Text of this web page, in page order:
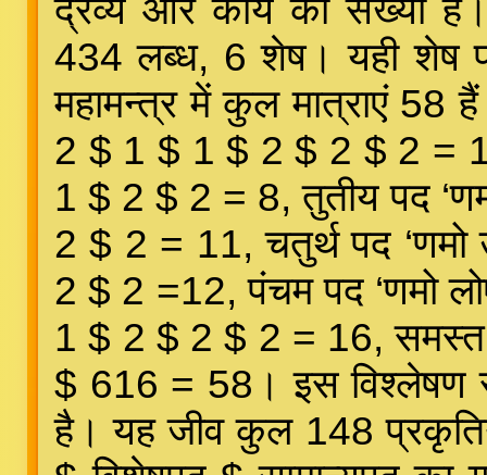
द्रव्य और काय की संख्या
434 लब्ध, 6 शेष। यही शेष
महामन्त्र में कुल मात्राएं 58
2 $ 1 $ 1 $ 2 $ 2 $ 2 = 11,
1 $ 2 $ 2 = 8, तुतीय पद
2 $ 2 = 11, चतुर्थ पद
2 $ 2 =12, पंचम पद ‘णमो
1 $ 2 $ 2 $ 2 = 16,
$ 616 = 58। इस विश्लेषण
है। यह जीव कुल 148